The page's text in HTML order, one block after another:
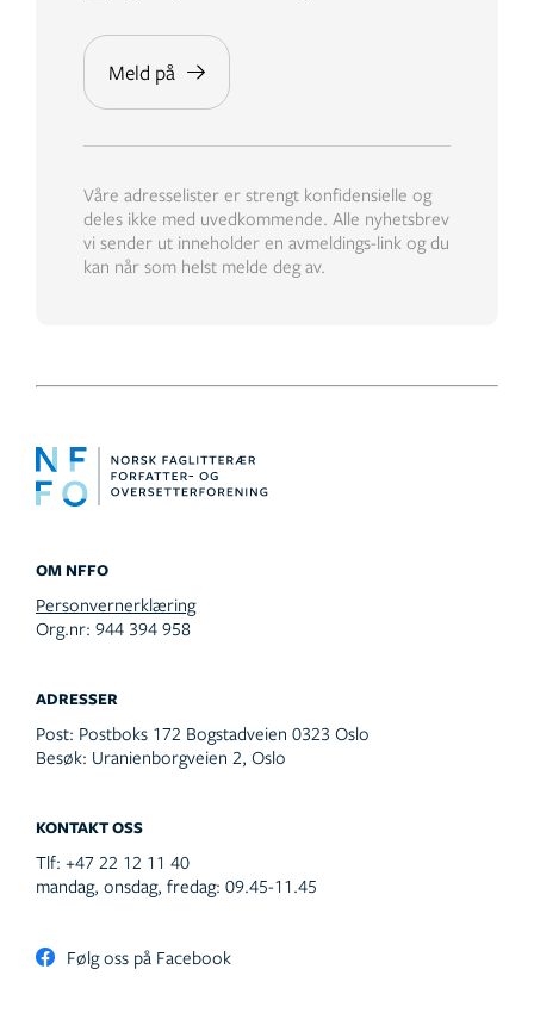
OM NFFO
Personvernerklæring
Org.nr: 944 394 958
ADRESSER
Post: Postboks 172 Bogstadveien 0323 Oslo
Besøk: Uranienborgveien 2, Oslo
KONTAKT OSS
Tlf: +47 22 12 11 40
mandag, onsdag, fredag: 09.45-11.45
Følg oss på Facebook
Våre adresselister er strengt konfidensielle og
deles ikke med uvedkommende. Alle nyhetsbrev
vi sender ut inneholder en avmeldings-link og du
kan når som helst melde deg av.